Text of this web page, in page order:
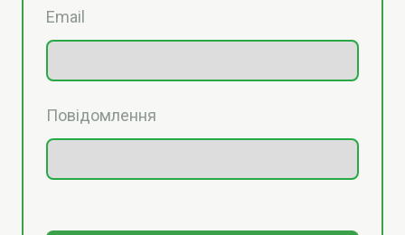
Email
Повідомлення